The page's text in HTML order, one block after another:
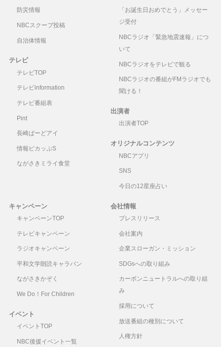
防災情報
NBCスクープ投稿
自治体情報
テレビ
テレビTOP
テレビinformation
テレビ番組表
Pint
長崎ばーどアイ
情報ピカッぷS
ながさきミライ食堂
「お誕生日おめでとう」メッセー
ジ受付
NBCラジオ「緊急地震速報」につ
いて
NBCラジオをテレビで観る
NBCラジオの番組がFMラジオでも
聞ける！
出演者
出演者TOP
オリジナルコンテンツ
NBCアプリ
SNS
今日の12星座占い
キャンペーン
キャンペーンTOP
テレビキャンペーン
ラジオキャンペーン
平和文学朗読キャラバン
ながさきかぞく
We Do！For Children
イベント
イベントTOP
NBC後援イベント一覧
会社情報
プレスリリース
会社案内
企業スローガン・ミッション
SDGsへの取り組み
カーボンニュートラルへの取り組
み
採用について
放送番組の種別について
人権方針